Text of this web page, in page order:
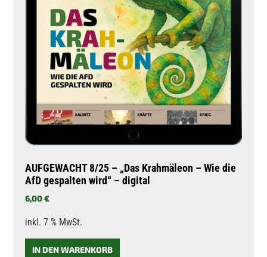
AUFGEWACHT 8/25 – „Das Krahmäleon – Wie die
AfD gespalten wird“ – digital
6,00€
inkl. 7 % MwSt.
IN DEN WARENKORB